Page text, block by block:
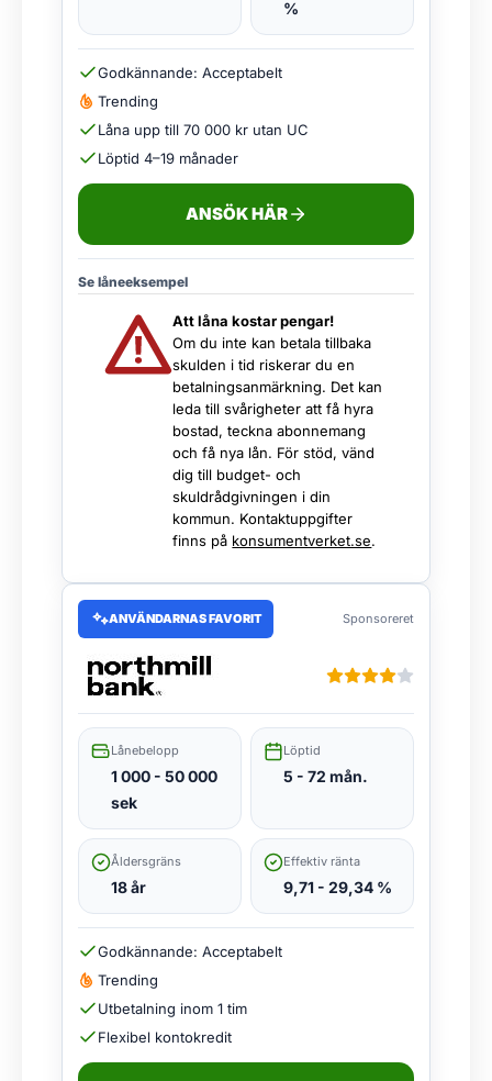
%
Godkännande: Acceptabelt
Trending
Låna upp till 70 000 kr utan UC
Löptid 4–19 månader
ANSÖK HÄR
Se låneeksempel
Att låna kostar pengar!
Om du inte kan betala tillbaka
skulden i tid riskerar du en
betalningsanmärkning. Det kan
leda till svårigheter att få hyra
bostad, teckna abonnemang
och få nya lån. För stöd, vänd
dig till budget- och
skuldrådgivningen i din
kommun. Kontaktuppgifter
finns på konsumentverket.se.
ANVÄNDARNAS FAVORIT Sponsoreret
Lånebelopp
1 000 - 50 000
sek
Löptid
5 - 72 mån.
Åldersgräns
18 år
Effektiv ränta
9,71 - 29,34 %
Godkännande: Acceptabelt
Trending
Utbetalning inom 1 tim
Flexibel kontokredit